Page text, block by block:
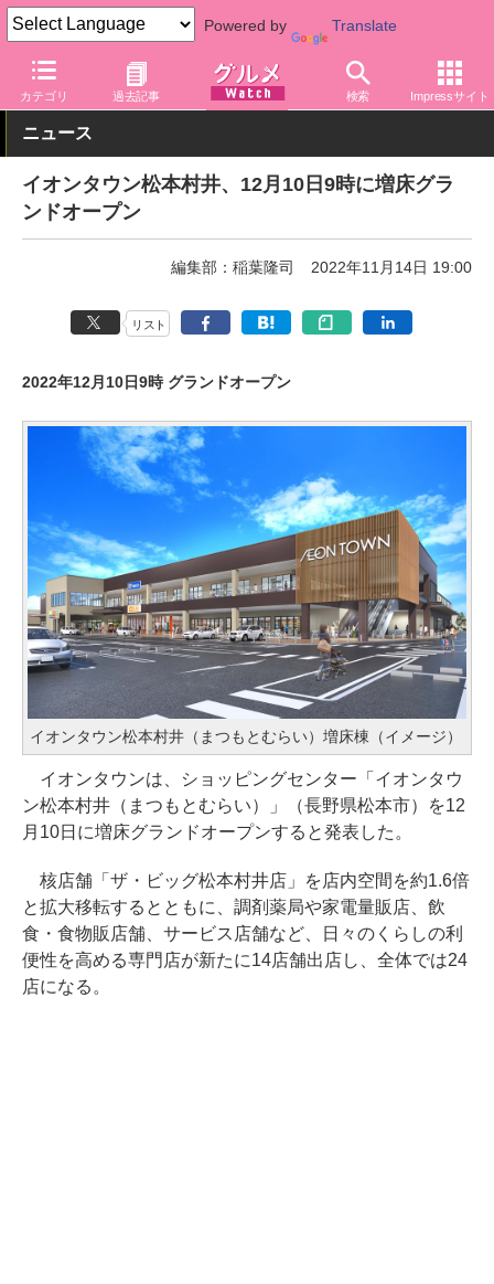
Powered by Translate
カテゴリ 過去記事 検索 Impressサイト
グルメ Watch 店舗 スーパー イオン
ニュース
イオンタウン松本村井、12月10日9時に増床グラ
ンドオープン
編集部：稲葉隆司 2022年11月14日 19:00
リスト
2022年12月10日9時 グランドオープン
イオンタウン松本村井（まつもとむらい）増床棟（イメージ）
イオンタウンは、ショッピングセンター「イオンタウ
ン松本村井（まつもとむらい）」（長野県松本市）を12
月10日に増床グランドオープンすると発表した。
核店舗「ザ・ビッグ松本村井店」を店内空間を約1.6倍
と拡大移転するとともに、調剤薬局や家電量販店、飲
食・食物販店舗、サービス店舗など、日々のくらしの利
便性を高める専門店が新たに14店舗出店し、全体では24
店になる。